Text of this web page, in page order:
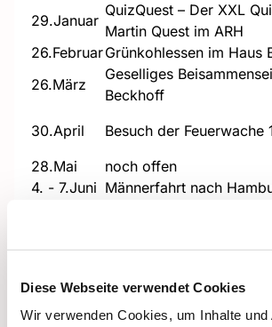
Diese Webseite verwendet Cookies
Wir verwenden Cookies, um Inhalte und
29.Januar
QuizQuest – Der XXL
Martin Quest im ARH
26.FebruarGrünkohlessen im Haus
26.März
Geselliges
Beckhoff
30.April
Besuch der Feuerwache
28.Mai
noch offen
4. - 7.Juni Männerfahrt nach
„La Brackeler Vita“
entspannen bei
27.August Fahrradtour durch
entspannen in Stephans